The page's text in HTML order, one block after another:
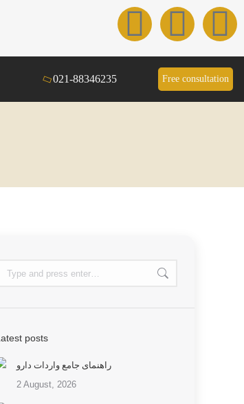
021-88346235 Free consultation
posts
راهنمای جامع واردات دارو
2 August, 2026